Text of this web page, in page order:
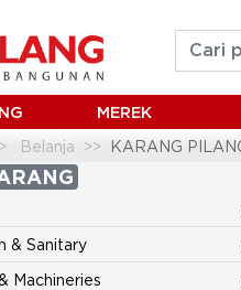
MEREK
Belanja KARANG
& Sanitary
Machineries